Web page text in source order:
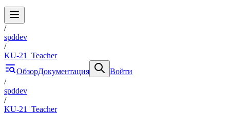
/
spddev
/
KU-21_Teacher
ОбзорДокументация
Войти
/
spddev
/
KU-21_Teacher